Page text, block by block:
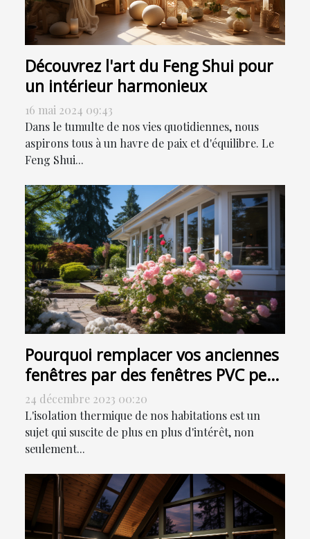
Découvrez l'art du Feng Shui pour
un intérieur harmonieux
16 mai 2024 09:43
Dans le tumulte de nos vies quotidiennes, nous
aspirons tous à un havre de paix et d'équilibre. Le
Feng Shui...
Pourquoi remplacer vos anciennes
fenêtres par des fenêtres PVC peut
contribuer à la réduction de votre
facture énergétique
24 décembre 2023 00:20
L'isolation thermique de nos habitations est un
sujet qui suscite de plus en plus d'intérêt, non
seulement...